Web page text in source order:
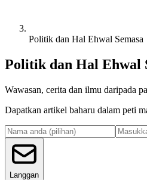
Politik dan Hal Ehwal Semasa
Politik dan Hal Ehwal
Wawasan, cerita dan ilmu daripada
Dapatkan artikel baharu dalam peti
Langgan